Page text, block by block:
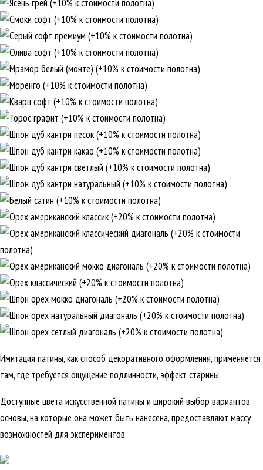
Имитация патины, как способ декоративного оформления, применяется
там, где требуется ощущение подлинности, эффект старины.
Доступные цвета искусственной патины и широкий выбор вариантов
основы, на которые она может быть нанесена, предоставляют массу
возможностей для экспериментов.